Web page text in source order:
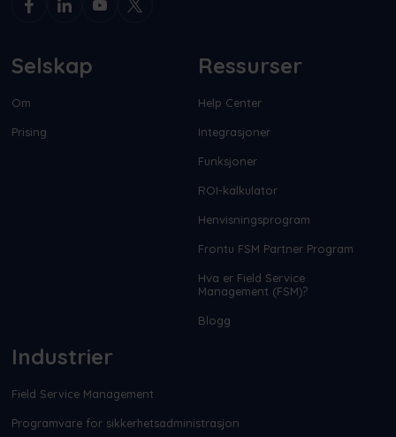
Selskap
Om
Prising
Ressurser
Help Center
Integrasjoner
Funksjoner
ROI-kalkulator
Henvisningsprogram
Frontu FSM Partner Program
Hva er Field Service
Management (FSM)?
Blogg
Industrier
Field Service Management
Programvare for sikkerhetsadministrasjon